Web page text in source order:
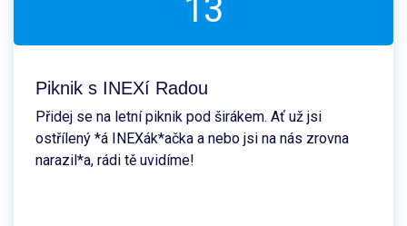
13
Piknik s INEXí Radou
Přidej se na letní piknik pod širákem. Ať už jsi
ostřílený *á INEXák*ačka a nebo jsi na nás zrovna
narazil*a, rádi tě uvidíme!